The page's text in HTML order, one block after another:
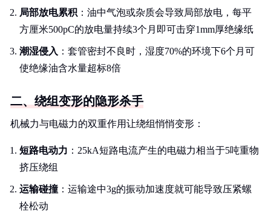
局部放电累积 ：油中气泡或杂质会导致局部放电，每平
方厘米500pC的放电量持续3个月即可击穿1mm厚绝缘纸
潮湿侵入 ：套管密封不良时，湿度70%的环境下6个月可
使绝缘油含水量超标8倍
二、绕组变形的隐形杀手
机械力与电磁力的双重作用让绕组悄悄变形：
短路电动力 ：25kA短路电流产生的电磁力相当于5吨重物
挤压绕组
运输碰撞 ：运输途中3g的振动加速度就可能导致压紧螺
栓松动